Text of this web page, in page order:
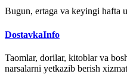
Bugun, ertaga va keyingi hafta
DostavkaInfo
Taomlar, dorilar, kitoblar va
narsalarni yetkazib berish